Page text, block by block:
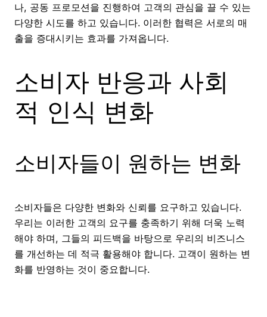
나, 공동 프로모션을 진행하여 고객의 관심을 끌 수 있는
다양한 시도를 하고 있습니다. 이러한 협력은 서로의 매
출을 증대시키는 효과를 가져옵니다.
소비자 반응과 사회
적 인식 변화
소비자들이 원하는 변화
소비자들은 다양한 변화와 신뢰를 요구하고 있습니다.
우리는 이러한 고객의 요구를 충족하기 위해 더욱 노력
해야 하며, 그들의 피드백을 바탕으로 우리의 비즈니스
를 개선하는 데 적극 활용해야 합니다. 고객이 원하는 변
화를 반영하는 것이 중요합니다.